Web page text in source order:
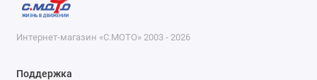
Интернет-магазин «С.МОТО» 2003 - 2026
Поддержка